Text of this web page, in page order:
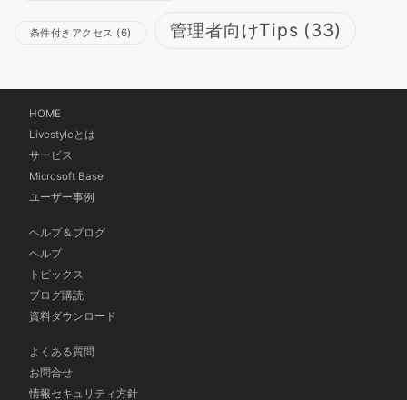
条件付きアクセス (6) 管理者向けTips (33)
HOME
Livestyleとは
サービス
Microsoft Base
ユーザー事例
ヘルプ＆ブログ
ヘルプ
トピックス
ブログ購読
資料ダウンロード
よくある質問
お問合せ
情報セキュリティ方針